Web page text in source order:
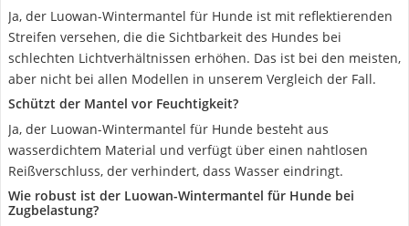
Ja, der Luowan-Wintermantel für Hunde ist mit reflektierenden
Streifen versehen, die die Sichtbarkeit des Hundes bei
schlechten Lichtverhältnissen erhöhen. Das ist bei den meisten,
aber nicht bei allen Modellen in unserem Vergleich der Fall.
Schützt der Mantel vor Feuchtigkeit?
Ja, der Luowan-Wintermantel für Hunde besteht aus
wasserdichtem Material und verfügt über einen nahtlosen
Reißverschluss, der verhindert, dass Wasser eindringt.
Wie robust ist der Luowan-Wintermantel für Hunde bei
Zugbelastung?